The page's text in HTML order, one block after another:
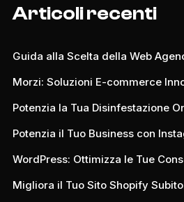
Articoli recenti
Guida alla Scelta della Web
Morzi: Soluzioni E-commerce
Potenzia la Tua Disinfestazione
Potenzia il Tuo Business con
WordPress: Ottimizza le Tue
Migliora il Tuo Sito Shopify